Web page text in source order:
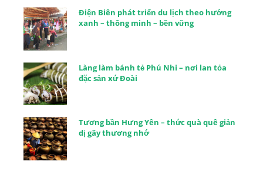
Điện Biên phát triển du lịch theo hướng
xanh – thông minh – bền vững
Làng làm bánh tẻ Phú Nhi – nơi lan tỏa
đặc sản xứ Đoài
Tương bần Hưng Yên – thức quà quê giản
dị gây thương nhớ